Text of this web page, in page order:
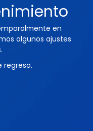
en
algunos ajustes
regreso.